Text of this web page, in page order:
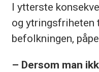
I ytterste
og ytringsfriheten
befolkningen,
– Dersom man